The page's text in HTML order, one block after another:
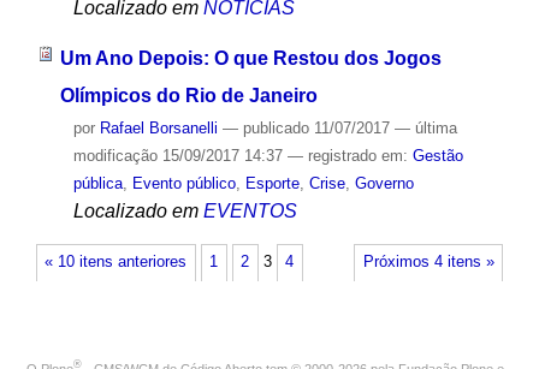
Localizado em NOTÍCIAS
Um Ano Depois: O que Restou dos Jogos
Olímpicos do Rio de Janeiro
por Rafael Borsanelli — publicado11/07/2017 — última
modificação15/09/2017 14:37 — registrado em: Gestão
pública, Evento público, Esporte, Crise, Governo
Localizado em EVENTOS
« 10 itens anteriores Próximos 4 itens »
1 2 3 4
®